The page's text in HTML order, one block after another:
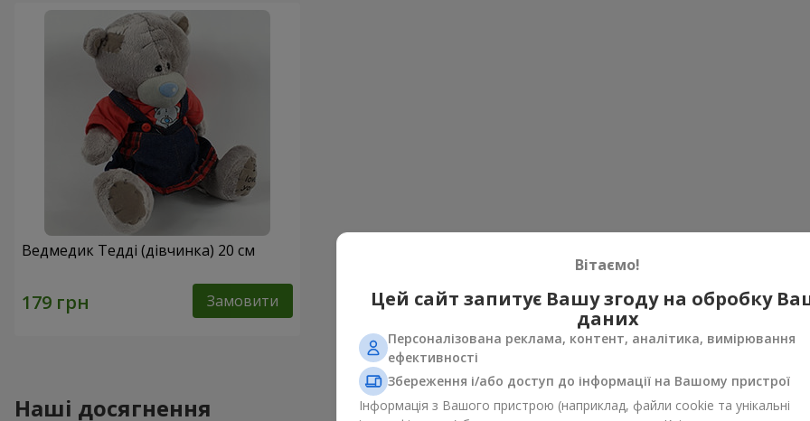
Ведмедик Тедді (дівчинка) 20 см
Замовити
Наші досягнення
Вітаємо!
Цей сайт запитує Вашу згоду на обробку
даних
Персоналізована реклама, контент, аналітика, вимірювання
ефективності
Збереження і/або доступ до інформації на Вашому пристрої
Інформація з Вашого пристрою (наприклад, файли cookie та унікальні